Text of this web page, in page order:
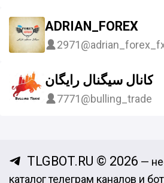
ADRIAN_FOREX
2971
کانال سیگنال رایگان
7771@bulling_trade
TLGBOT.RU © 2026 —
каталог телеграм каналов и